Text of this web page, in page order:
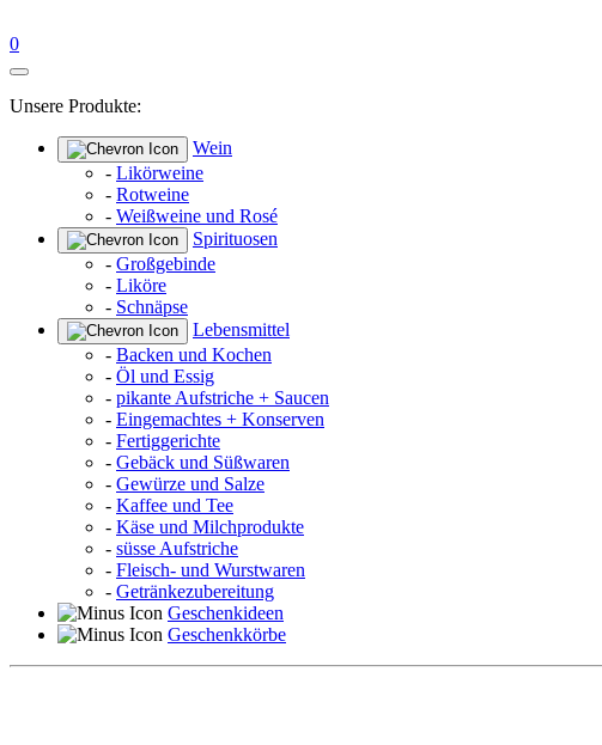
0
Unsere Produkte:
Wein
- Likörweine
- Rotweine
- Weißweine und Rosé
Spirituosen
- Großgebinde
- Liköre
- Schnäpse
Lebensmittel
- Backen und Kochen
- Öl und Essig
- pikante Aufstriche + Saucen
- Eingemachtes + Konserven
- Fertiggerichte
- Gebäck und Süßwaren
- Gewürze und Salze
- Kaffee und Tee
- Käse und Milchprodukte
- süsse Aufstriche
- Fleisch- und Wurstwaren
- Getränkezubereitung
Geschenkideen
Geschenkkörbe